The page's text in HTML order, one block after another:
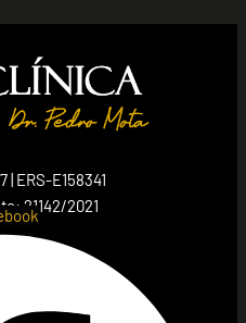
| ERS-E158341
21142/2021